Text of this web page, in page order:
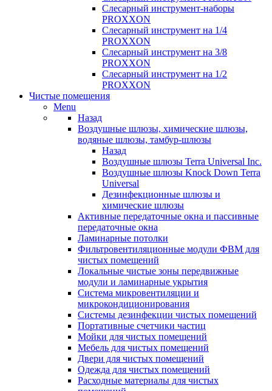
Слесарный инструмент-наборы
PROXXON
Слесарный инструмент на 1/4
PROXXON
Слесарный инструмент на 3/8
PROXXON
Слесарный инструмент на 1/2
PROXXON
Чистые помещения
Menu
Назад
Воздушные шлюзы, химические шлюзы,
водяные шлюзы, тамбур-шлюзы
Назад
Воздушные шлюзы Terra Universal Inc.
Воздушные шлюзы Knock Down Terra
Universal
Дезинфекционные шлюзы и
химические шлюзы
Активные передаточные окна и пассивные
передаточные окна
Ламинарные потолки
Фильтровентиляционные модули ФВМ для
чистых помещений
Локальные чистые зоны передвижные
модули и ламинарные укрытия
Система микровентиляции и
микрокондиционирования
Системы дезинфекции чистых помещений
Портативные счетчики частиц
Мойки для чистых помещений
Мебель для чистых помещений
Двери для чистых помещений
Одежда для чистых помещений
Расходные материалы для чистых